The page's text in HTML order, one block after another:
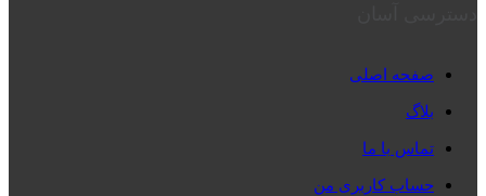
صفحه اصلی
بلاگ
تماس با ما
حساب کاربری من